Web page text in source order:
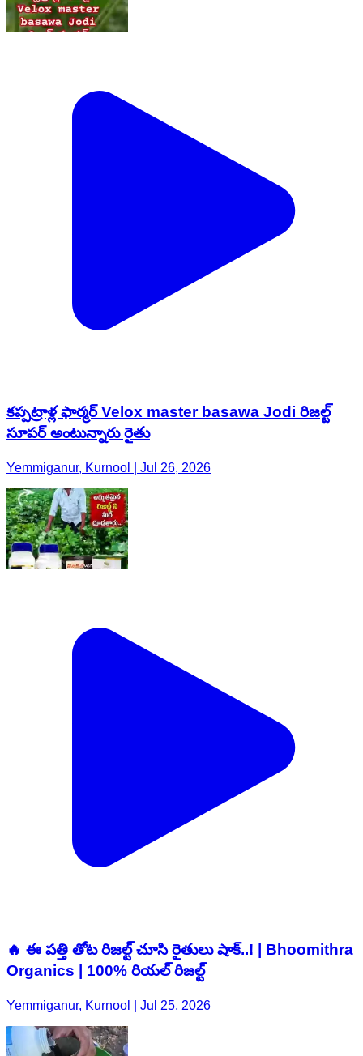
కప్పట్రాళ్ల ఫార్మర్ Velox master basawa Jodi రిజల్ట్
సూపర్ అంటున్నారు రైతు
Yemmiganur, Kurnool | Jul 26, 2026
🔥 ఈ పత్తి తోట రిజల్ట్ చూసి రైతులు షాక్..! | Bhoomithra
Organics | 100% రియల్ రిజల్ట్
Yemmiganur, Kurnool | Jul 25, 2026